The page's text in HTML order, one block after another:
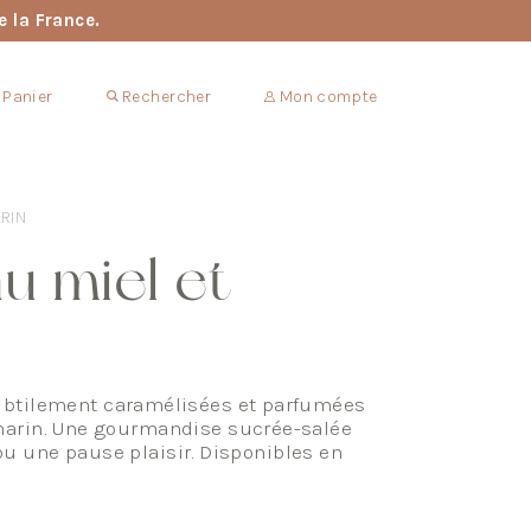
la France.
Rechercher Mon compte
miel et
caramélisées et parfumées
Une gourmandise sucrée-salée
une pause plaisir. Disponibles en